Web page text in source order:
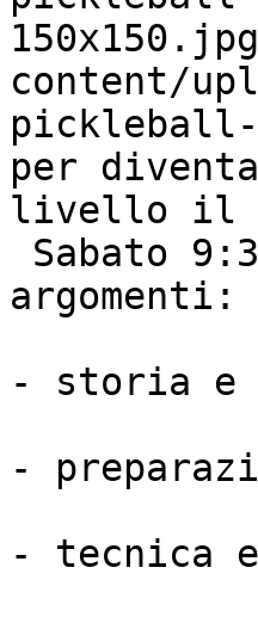
content/
pickleball-
per
livello il
Sabato
argomenti:
- storia e
-
- tecnica